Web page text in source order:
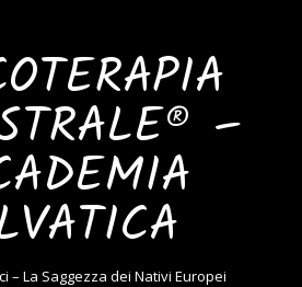
–
– La Saggezza dei Nativi Europei